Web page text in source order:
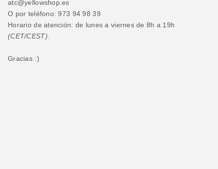
atc@yellowshop.es
O por teléfono: 973 94 98 39
Horario de atención: de lunes a viernes de 8h a 19h
(CET/CEST).
Gracias :)